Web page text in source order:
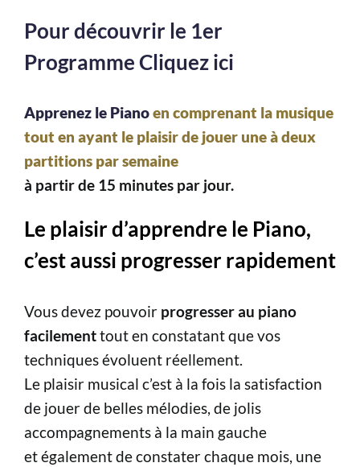
Pour découvrir le 1er
Programme Cliquez ici
Apprenez le Pianoen comprenant la musique
tout en ayant le plaisir de jouer une à deux
partitions par semaine
à partir de 15 minutes par jour.
Le plaisir d’apprendre le Piano,
c’est aussi progresser rapidement
Vous devez pouvoir progresser au piano
facilementtout en constatant que vos
techniques évoluent réellement.
Le plaisir musical c’est à la fois la satisfaction
de jouer de belles mélodies, de jolis
accompagnements à la main gauche
et également de constater chaque mois, une